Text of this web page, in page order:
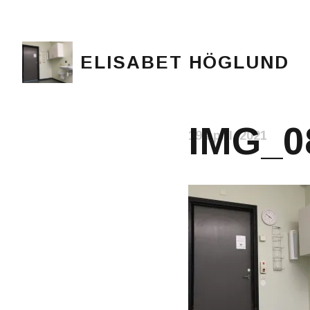
ELISABET HÖGLUND
19 april, 2021